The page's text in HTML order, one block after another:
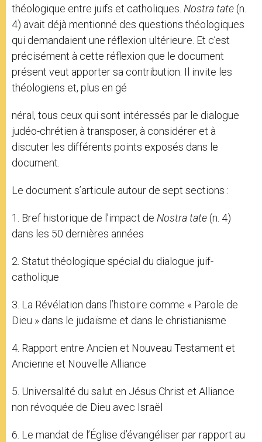
théologique entre juifs et catholiques. Nostra ӕtate (n.
4) avait déjà mentionné des questions théologiques
qui demandaient une réflexion ultérieure. Et c’est
précisément à cette réflexion que le document
présent veut apporter sa contribution. Il invite les
théologiens et, plus en gé
néral, tous ceux qui sont intéressés par le dialogue
judéo-chrétien à transposer, à considérer et à
discuter les différents points exposés dans le
document.
Le document s’articule autour de sept sections :
1. Bref historique de l’impact de Nostra ӕtate (n. 4)
dans les 50 dernières années
2. Statut théologique spécial du dialogue juif-
catholique
3. La Révélation dans l’histoire comme « Parole de
Dieu » dans le judaïsme et dans le christianisme
4. Rapport entre Ancien et Nouveau Testament et
Ancienne et Nouvelle Alliance
5. Universalité du salut en Jésus Christ et Alliance
non révoquée de Dieu avec Israël
6. Le mandat de l’Église d’évangéliser par rapport au